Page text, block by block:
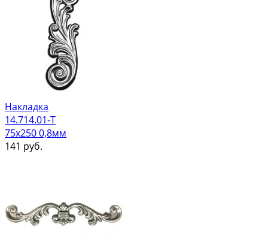
Накладка
14.714.01-Т
75х250 0,8мм
141 руб.